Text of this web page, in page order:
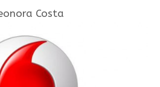
Costa